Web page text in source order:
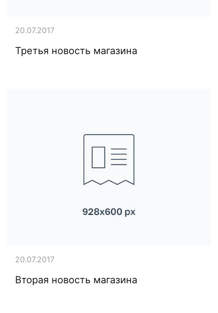
Третья новость магазина
20.07.2017
Вторая новость магазина
20.07.2017